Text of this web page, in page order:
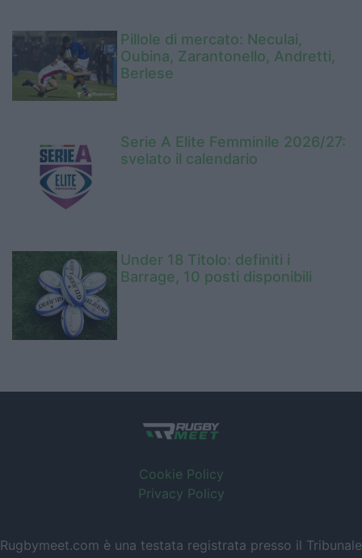
Pillole di mercato: Neculai,
Oubina, Zarantonello, Andretti,
Berlese
Serie A Elite Femminile 2026/27:
svelato il calendario
Under 18 Titolo: definiti i
Barrage, 10 posti disponibili
Cookie Policy
Privacy Policy
Rugbymeet.com è una testata registrata presso il Tribunale